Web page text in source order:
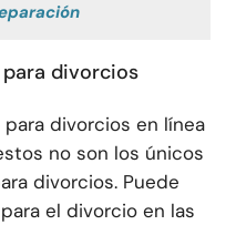
divorcios
divorcios en línea
no son los únicos
divorcios. Puede
el divorcio en las